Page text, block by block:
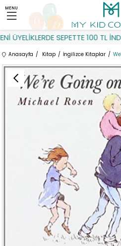
SEPETTE 100 TL
MENU
Anasayfa Kitap İngilizce Kitaplar